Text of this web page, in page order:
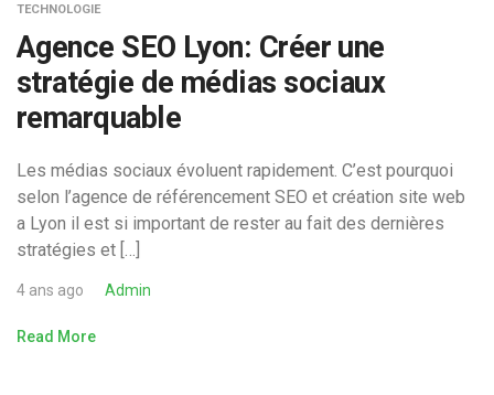
TECHNOLOGIE
Agence SEO Lyon: Créer une
stratégie de médias sociaux
remarquable
Les médias sociaux évoluent rapidement. C’est pourquoi
selon l’agence de référencement SEO et création site web
a Lyon il est si important de rester au fait des dernières
stratégies et […]
4 ans ago Admin
Read More